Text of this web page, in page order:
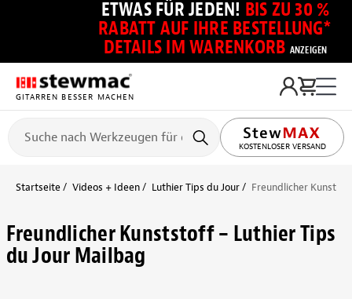
ETWAS FÜR JEDEN! BIS ZU 30 %
RABATT AUF IHRE BESTELLUNG*
DETAILS IM WARENKORB ANZEIGEN
GITARREN BESSER MACHEN
KOSTENLOSER VERSAND
Startseite Videos + Ideen Luthier Tips du Jour Freundlicher
Freundlicher Kunststoff – Luthier Tips
du Jour Mailbag